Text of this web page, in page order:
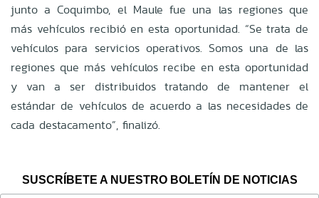
junto a Coquimbo, el Maule fue una las regiones que
más vehículos recibió en esta oportunidad. “Se trata de
vehículos para servicios operativos. Somos una de las
regiones que más vehículos recibe en esta oportunidad
y van a ser distribuidos tratando de mantener el
estándar de vehículos de acuerdo a las necesidades de
cada destacamento”, finalizó.
SUSCRÍBETE A NUESTRO BOLETÍN DE NOTICIAS